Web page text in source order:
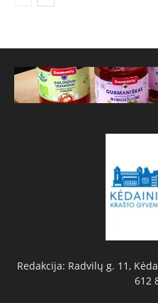
Redakcija: Radvilų g. 11,
612